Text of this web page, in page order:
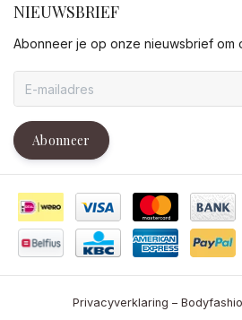
NIEUWSBRIEF
Abonneer je op onze nieuwsbrief om
Abonneer
Privacyverklaring –